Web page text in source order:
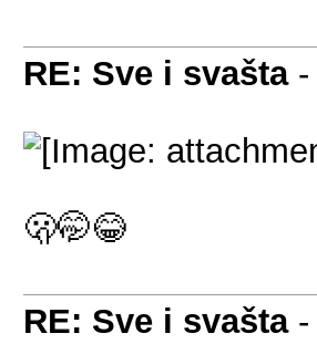
RE: Sve i svašta-
🫢🤭😂
RE: Sve i svašta-